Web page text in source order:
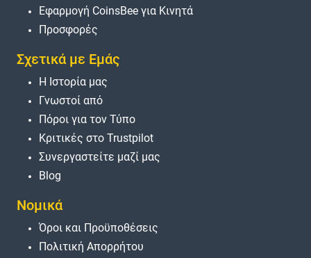
Εφαρμογή CoinsBee για Κινητά
Προσφορές
Σχετικά με Εμάς
Η Ιστορία μας
Γνωστοί από
Πόροι για τον Τύπο
Κριτικές στο Trustpilot
Συνεργαστείτε μαζί μας
Blog
Νομικά
Όροι και Προϋποθέσεις
Πολιτική Απορρήτου